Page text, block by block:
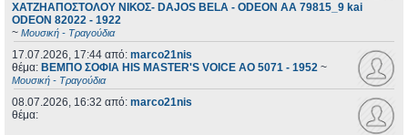
ΧΑΤΖΗΑΠΟΣΤΟΛΟΥ ΝΙΚΟΣ- DAJOS BELA - ODEON AA 79815_9 kai
ODEON 82022 - 1922
~ Μουσική - Τραγούδια
17.07.2026, 17:44 από: marco21nis
θέμα: ΒΕΜΠΟ ΣΟΦΙΑ HIS MASTER'S VOICE AO 5071 - 1952 ~
Μουσική - Τραγούδια
08.07.2026, 16:32 από: marco21nis
θέμα: